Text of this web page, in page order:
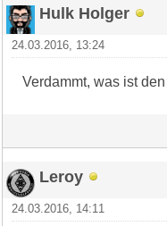
Hulk Holger
24.03.2016, 13:24
Verdammt, was ist
Leroy
24.03.2016, 14:11